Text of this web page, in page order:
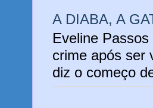
A DIABA, A
Eveline
crime após ser
diz o começo